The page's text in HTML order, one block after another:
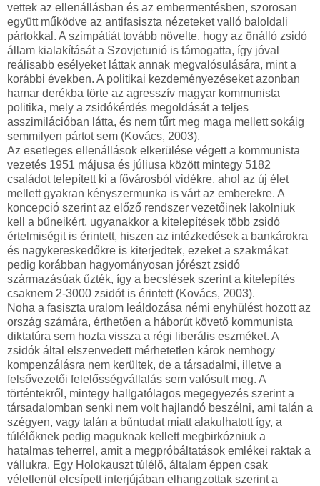
vettek az ellenállásban és az embermentésben, szorosan
együtt működve az antifasiszta nézeteket valló baloldali
pártokkal. A szimpátiát tovább növelte, hogy az önálló zsidó
állam kialakítását a Szovjetunió is támogatta, így jóval
reálisabb esélyeket láttak annak megvalósulására, mint a
korábbi években. A politikai kezdeményezéseket azonban
hamar derékba törte az agresszív magyar kommunista
politika, mely a zsidókérdés megoldását a teljes
asszimilációban látta, és nem tűrt meg maga mellett sokáig
semmilyen pártot sem (Kovács, 2003).
Az esetleges ellenállások elkerülése végett a kommunista
vezetés 1951 májusa és júliusa között mintegy 5182
családot telepített ki a fővárosból vidékre, ahol az új élet
mellett gyakran kényszermunka is várt az emberekre. A
koncepció szerint az előző rendszer vezetőinek lakolniuk
kell a bűneikért, ugyanakkor a kitelepítések több zsidó
értelmiségit is érintett, hiszen az intézkedések a bankárokra
és nagykereskedőkre is kiterjedtek, ezeket a szakmákat
pedig korábban hagyományosan jórészt zsidó
származásúak űzték, így a becslések szerint a kitelepítés
csaknem 2-3000 zsidót is érintett (Kovács, 2003).
Noha a fasiszta uralom leáldozása némi enyhülést hozott az
ország számára, érthetően a háborút követő kommunista
diktatúra sem hozta vissza a régi liberális eszméket. A
zsidók által elszenvedett mérhetetlen károk nemhogy
kompenzálásra nem kerültek, de a társadalmi, illetve a
felsővezetői felelősségvállalás sem valósult meg. A
történtekről, mintegy hallgatólagos megegyezés szerint a
társadalomban senki nem volt hajlandó beszélni, ami talán a
szégyen, vagy talán a bűntudat miatt alakulhatott így, a
túlélőknek pedig maguknak kellett megbirkózniuk a
hatalmas teherrel, amit a megpróbáltatások emlékei raktak a
vállukra. Egy Holokauszt túlélő, általam éppen csak
véletlenül elcsípett interjújában elhangzottak szerint a